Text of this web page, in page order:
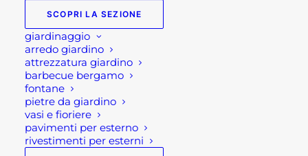
SCOPRI LA SEZIONE
giardinaggio
arredo giardino
attrezzatura giardino
barbecue bergamo
fontane
pietre da giardino
vasi e fioriere
pavimenti per esterno
rivestimenti per esterni
MODULO PER FRIGO
CUCINA ESTERNO GRLLR
CONNECT